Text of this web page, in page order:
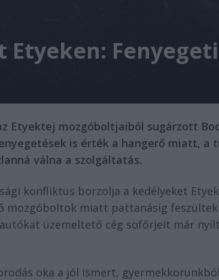
Etyeken:
Etyektej mozgóboltjaiból sugárzott
is érték a hangerő miatt, a
válna a szolgáltatás.
konfliktus borzolja a kedélyeket
mozgóboltok miatt pattanásig
üzemeltető cég sofőrjeit már
oka a jól ismert,